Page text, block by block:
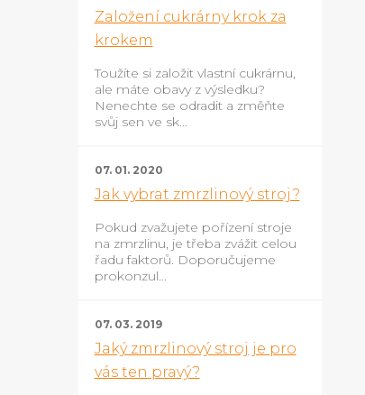
Založení cukrárny krok za
krokem
Toužíte si založit vlastní cukrárnu,
ale máte obavy z výsledku?
Nenechte se odradit a změňte
svůj sen ve sk...
07. 01. 2020
Jak vybrat zmrzlinový stroj?
Pokud zvažujete pořízení stroje
na zmrzlinu, je třeba zvážit celou
řadu faktorů. Doporučujeme
prokonzul...
07. 03. 2019
Jaký zmrzlinový stroj je pro
vás ten pravý?